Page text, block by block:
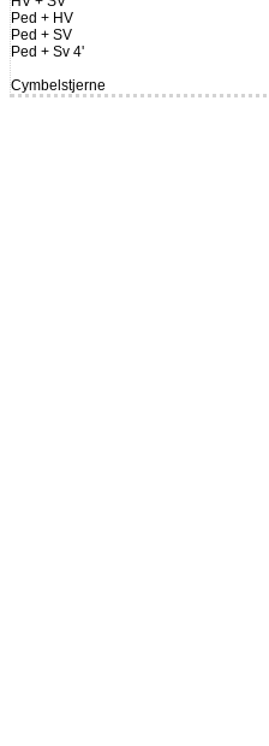
Ped + HV
Ped + SV
Ped + Sv 4'
Cymbelstjerne